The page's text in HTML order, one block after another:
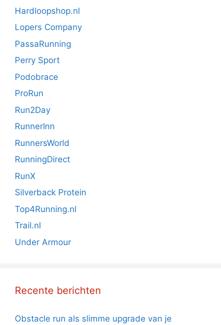
Hardloopshop.nl
Lopers Company
PassaRunning
Perry Sport
Podobrace
ProRun
Run2Day
RunnerInn
RunnersWorld
RunningDirect
RunX
Silverback Protein
Top4Running.nl
Trail.nl
Under Armour
Recente berichten
Obstacle run als slimme upgrade van je